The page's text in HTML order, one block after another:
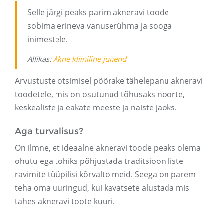
Selle järgi peaks parim akneravi toode
sobima erineva vanuserühma ja sooga
inimestele.
Allikas:Akne kliiniline juhend
Arvustuste otsimisel pöörake tähelepanu akneravi
toodetele, mis on osutunud tõhusaks noorte,
keskealiste ja eakate meeste ja naiste jaoks.
Aga turvalisus?
On ilmne, et ideaalne akneravi toode peaks olema
ohutu ega tohiks põhjustada traditsiooniliste
ravimite tüüpilisi kõrvaltoimeid. Seega on parem
teha oma uuringud, kui kavatsete alustada mis
tahes akneravi toote kuuri.